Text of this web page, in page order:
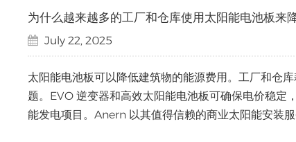
为什么越来越多的工厂和仓库使用太阳能电池板来
July 22, 2025
太阳能电池板可以降低建筑物的能源费用。工厂和仓
题。EVO 逆变器和高效太阳能电池板可确保电价稳
能发电项目。Anern 以其值得信赖的商业太阳能安装